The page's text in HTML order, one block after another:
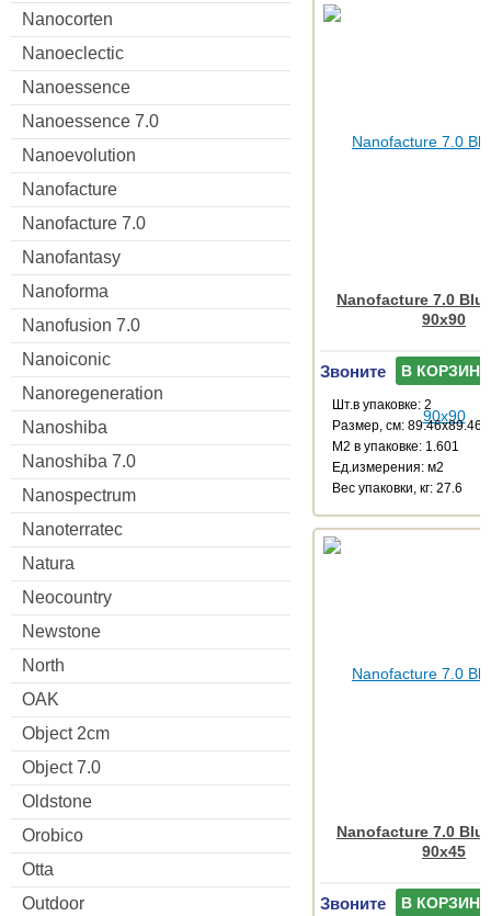
Nanocorten
Nanoeclectic
Nanoessence
Nanoessence 7.0
Nanoevolution
Nanofacture
Nanofacture 7.0
Nanofantasy
Nanoforma
Nanofusion 7.0
Nanoiconic
Nanoregeneration
Nanoshiba
Nanoshiba 7.0
Nanospectrum
Nanoterratec
Natura
Neocountry
Newstone
North
OAK
Object 2cm
Object 7.0
Oldstone
Orobico
Otta
Outdoor
Nanofacture 7.0
90x90
Звоните В КОРЗИНУ
Шт.в упаковке: 2
Размер, см: 89.46x89.46
М2 в упаковке: 1.601
Ед.измерения: м2
Веc упаковки, кг: 27.6
Nanofacture 7.0
90x45
Звоните В КОРЗИНУ